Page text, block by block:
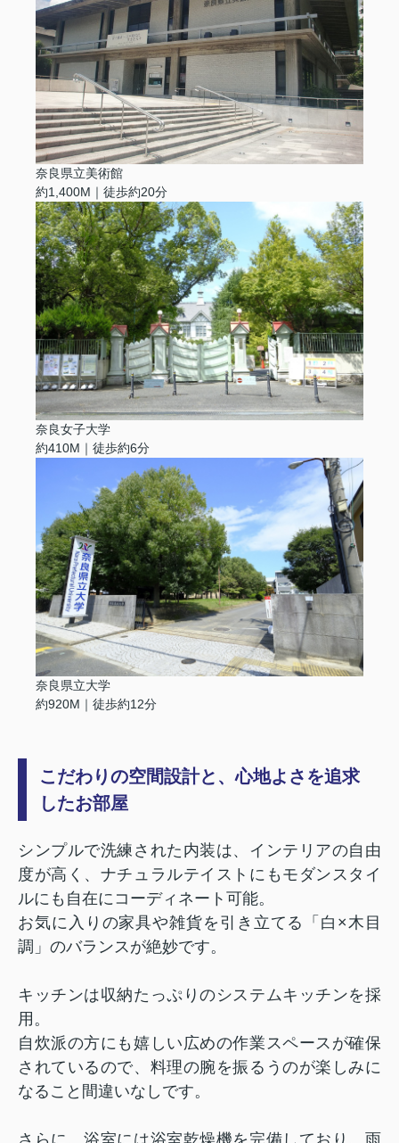
奈良県立美術館
約1,400M｜徒歩約20分
奈良女子大学
約410M｜徒歩約6分
奈良県立大学
約920M｜徒歩約12分
こだわりの空間設計と、心地よさを追求
したお部屋
シンプルで洗練された内装は、インテリアの自由
度が高く、ナチュラルテイストにもモダンスタイ
ルにも自在にコーディネート可能。
お気に入りの家具や雑貨を引き立てる「白×木目
調」のバランスが絶妙です。
キッチンは収納たっぷりのシステムキッチンを採
用。
自炊派の方にも嬉しい広めの作業スペースが確保
されているので、料理の腕を振るうのが楽しみに
なること間違いなしです。